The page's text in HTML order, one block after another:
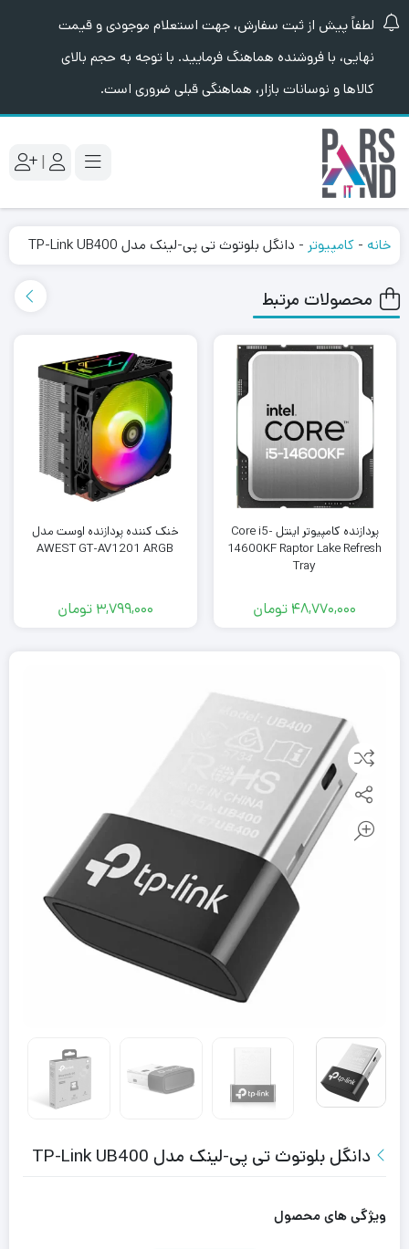
لطفاً پیش از ثبت سفارش، جهت استعلام موجودی و قیمت
نهایی، با فروشنده هماهنگ فرمایید. با توجه به حجم بالای
کالاها و نوسانات بازار، هماهنگی قبلی ضروری است.
|
خانه - کامپیوتر - دانگل بلوتوث تی پی-لینک مدل TP-Link UB400
محصولات مرتبط
پردازنده کامپیوتر اینتل Core i5-
14600KF Raptor Lake Refresh
Tray
48,770,000 تومان
خنک کننده پردازنده اوست مدل
AWEST GT-AV1201 ARGB
3,799,000 تومان
دانگل بلوتوث تی پی-لینک مدل TP-Link UB400
ویژگی های محصول